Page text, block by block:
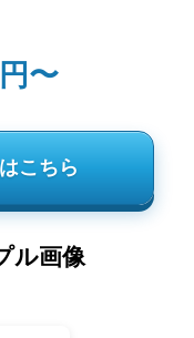
〜
こちら
ル画像